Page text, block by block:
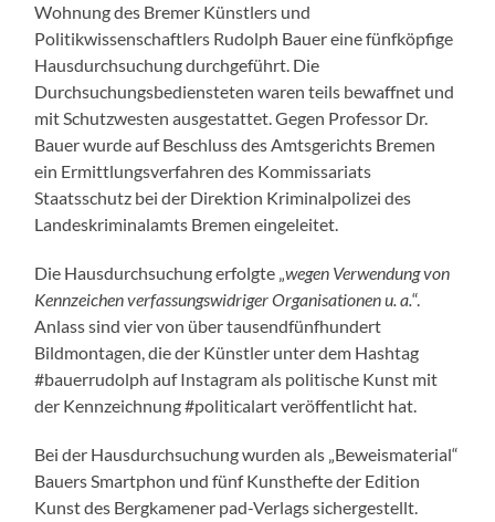
Wohnung des Bremer Künstlers und
Politikwissenschaftlers Rudolph Bauer eine fünfköpfige
Hausdurchsuchung durchgeführt. Die
Durchsuchungsbediensteten waren teils bewaffnet und
mit Schutzwesten ausgestattet. Gegen Professor Dr.
Bauer wurde auf Beschluss des Amtsgerichts Bremen
ein Ermittlungsverfahren des Kommissariats
Staatsschutz bei der Direktion Kriminalpolizei des
Landeskriminalamts Bremen eingeleitet.
Die Hausdurchsuchung erfolgte „wegen Verwendung von
Kennzeichen verfassungswidriger Organisationen u. a.“.
Anlass sind vier von über tausendfünfhundert
Bildmontagen, die der Künstler unter dem Hashtag
#bauerrudolph auf Instagram als politische Kunst mit
der Kennzeichnung #politicalart veröffentlicht hat.
Bei der Hausdurchsuchung wurden als „Beweismaterial“
Bauers Smartphon und fünf Kunsthefte der Edition
Kunst des Bergkamener pad-Verlags sichergestellt.